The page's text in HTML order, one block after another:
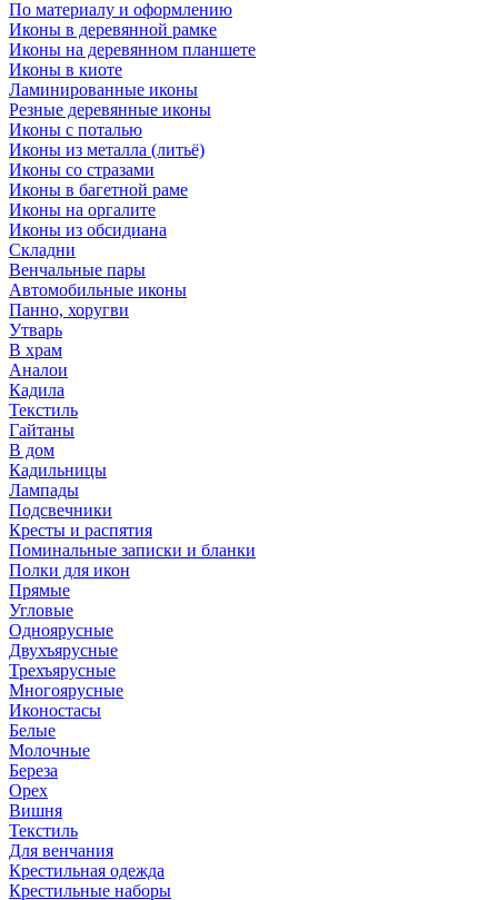
По материалу и оформлению
Иконы в деревянной рамке
Иконы на деревянном планшете
Иконы в киоте
Ламинированные иконы
Резные деревянные иконы
Иконы с поталью
Иконы из металла (литьё)
Иконы со стразами
Иконы в багетной раме
Иконы на оргалите
Иконы из обсидиана
Складни
Венчальные пары
Автомобильные иконы
Панно, хоругви
Утварь
В храм
Аналои
Кадила
Текстиль
Гайтаны
В дом
Кадильницы
Лампады
Подсвечники
Кресты и распятия
Поминальные записки и бланки
Полки для икон
Прямые
Угловые
Одноярусные
Двухъярусные
Трехъярусные
Многоярусные
Иконостасы
Белые
Молочные
Береза
Орех
Вишня
Текстиль
Для венчания
Крестильная одежда
Крестильные наборы